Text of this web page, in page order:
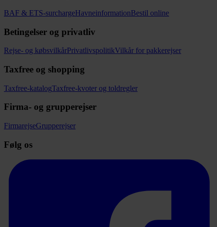
BAF & ETS-surchargeHavneinformationBestil online
Betingelser og privatliv
Rejse- og købsvilkårPrivatlivspolitikVilkår for pakkerejser
Taxfree og shopping
Taxfree-katalogTaxfree-kvoter og toldregler
Firma- og grupperejser
FirmarejseGrupperejser
Følg os